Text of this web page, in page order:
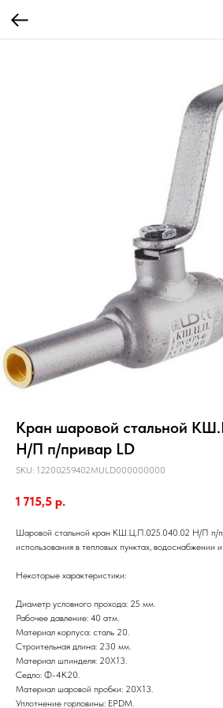
Кран шаровой стальной
Н/П п/привар LD
SKU: 12200259402MULD000000000
1 715,5 р.
Шаровой стальной кран КШ.Ц.П.025.040.02 Н/П п/
использования в тепловых пунктах, водоснабжении
Некоторые характеристики:
Диаметр условного прохода: 25 мм.
Рабочее давление: 40 атм.
Материал корпуса: сталь 20.
Строительная длина: 230 мм.
Материал шпинделя: 20Х13.
Седло: Ф-4К20.
Материал шаровой пробки: 20Х13.
Уплотнение горловины: EPDM.